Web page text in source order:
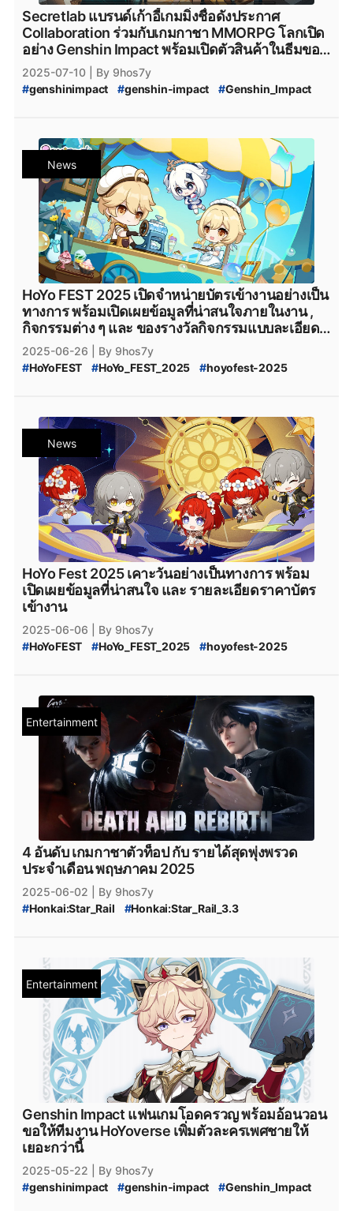
#Fate/Stay_Night_Unlimited_Blade_Works
#Honkai_Star_Rail_x_Fate_Unlimited_Blade_Works
#HSR_x_Fate #PCgame #ConsoleGame
#MobileGame # Epicgamesstore #epicgame
#Genshin_Impact_Cosplay
#Zenless_Zone_Zero_Cosplay #Cosplayer #Escoffier
Secretlab แบรนด์เก้าอี้เกมมิ่งชื่อดังประกาศ
Collaboration ร่วมกับเกมกาชา MMORPG โลกเปิด
อย่าง Genshin Impact พร้อมเปิดตัวสินค้าในธีมของ
Liyue Collection สุดจะน่าสะสม
2025-07-10
| By 9hos7y
#genshinimpact #genshin-impact #Genshin_Impact
ConsoleGame #ข่าวเกมConsole #ข่าวconsole
อุปกรณ์เกมมิ่ง #อุปกรณ์เกมมิ่ง_SecretLab
SecretLab_Collaboration
SecretLab_x_Genshin_Impact
Genshin_Impact_x_SecretLab
News
HoYo FEST 2025 เปิดจำหน่ายบัตรเข้างานอย่างเป็น
ทางการ พร้อมเปิดเผยข้อมูลที่น่าสนใจภายในงาน ,
กิจกรรมต่าง ๆ และ ของรางวัลกิจกรรมแบบละเอียด
ยิบ
2025-06-26
| By 9hos7y
#HoYoFEST #HoYo_FEST_2025 #hoyofest-2025
Zenless_Zone_Zero #ZZZ #Teyvat
Genshin_Impact_Teyvat #Genshin_Impact_ดาวน์โหลด
Genshin_Impact_Download #Genshin_Impact_Patch
Genshin_Impact_แพตช์ #HoYoplay #HoYoverse
GenshinImpact #HonkaiImpact3 #HonkaiStarRail
ZenlessZoneZero #StarRail #zzzero
Honkai_Star_Rail_3.4 #Honkai_Star_Rail_3.3
News
HoYo Fest 2025 เคาะวันอย่างเป็นทางการ พร้อม
เปิดเผยข้อมูลที่น่าสนใจ และ รายละเอียดราคาบัตร
เข้างาน
2025-06-06
| By 9hos7y
#HoYoFEST #HoYo_FEST_2025 #hoyofest-2025
Zenless_Zone_Zero #ZZZ #Teyvat
Genshin_Impact_Teyvat
Genshin_Impact_ดาวน์โหลด
#Genshin_Impact_Download #Genshin_Impact_Patch
Genshin_Impact_แพตช์ # HoYoplay #HoYoverse
GenshinImpact # HonkaiImpact3
HonkaiStarRail
ZenlessZoneZero #StarRail #zzzero
Entertainment
4 อันดับ เกมกาชาตัวท็อป กับ รายได้สุดพุ่งพรวด
ประจำเดือน พฤษภาคม 2025
2025-06-02
| By 9hos7y
#Honkai:Star_Rail #Honkai:Star_Rail_3.3
LoveandDeepspace #Honkai_Star_Rail #
pokemon
Pokémon_TCG_Pocket #Pokémon
#Pokémon_TCG #Pokemon_TCG #InFold_Pte
InFold #Naruto #Naruto_Mobile #เกมมือถือ
เกมมือถือน่าเล่น #ข่าวเกมมือถือ #เกมมือถือใหม่ #
ข่าวเกม
ข่าว_Collaboration PCgame # MobileGame
genshinimpact genshin-impact #Genshin_Impact
genshin_impact Arknights #arknights
SD_Gundam_G_Generation_ETERNAL #SD_Gundam_G
#Fate/Grand_Order #F/GO #FGO #WutheringWaves
#Wuthering_Waves #WuWa
#Goddess_of_Victory_Nikke
#GODDESS_OF_VICTORY:NIKKE
#GODDESS_OF_VICTORY_NIKKE
Entertainment
Genshin Impact แฟนเกมโอดครวญ พร้อมอ้อนวอน
ขอให้ทีมงาน HoYoverse เพิ่มตัวละครเพศชายให้
เยอะกว่านี้
2025-05-22
| By 9hos7y
#genshinimpact #genshin-impact #Genshin_Impact